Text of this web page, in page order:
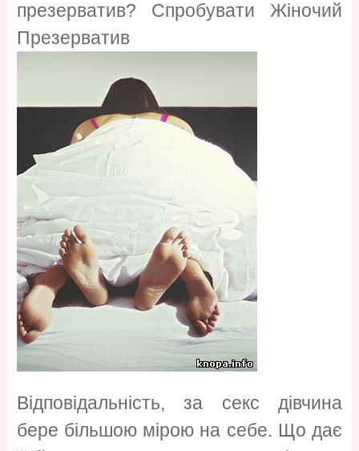
презерватив? Спробувати Жіночий
Презерватив
Відповідальність, за секс дівчина
бере більшою мірою на себе. Що дає